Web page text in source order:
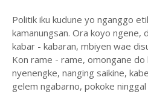
Politik iku kudune yo nganggo
kamanungsan. Ora koyo ngene,
kabar - kabaran, mbiyen wae
Kon rame - rame, omongane do
nyenengke, nanging saikine,
gelem ngabarno, pokoke ninggal